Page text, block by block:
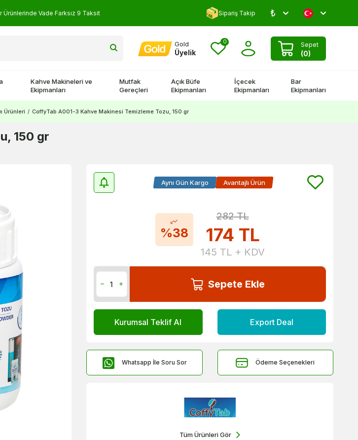
Yap 500 TL Kazan! 5000 TL Üstü Kargo Bedava!
Sipariş Takip ₺
Gold
Üyelik
0 Sepet
(0)
Kahve Makineleri ve
Ekipmanları
Mutfak
Gereçleri
Açık Büfe
Ekipmanları
İçecek
Ekipmanları
Bar
Ekipmanları
Ürünleri / CoffyTab A001-3 Kahve Makinesi Temizleme Tozu, 150 gr
150 gr
Aynı Gün Kargo Avantajlı Ürün
%38
282TL
174 TL
145 TL + KDV
Sepete Ekle
Kurumsal Teklif Al Export Deal
Whatsapp İle Soru Sor Ödeme Seçenekleri
Tüm Ürünleri Gör